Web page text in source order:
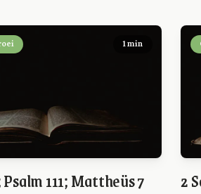
1 min
Psalm 111; Mattheüs 7 2